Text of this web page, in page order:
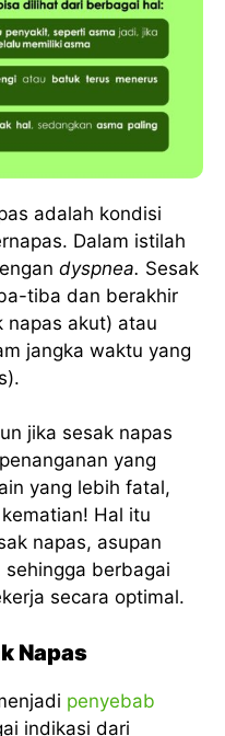
adalah kondisi
Dalam istilah
dyspnea. Sesak
tiba dan berakhir
napas akut) atau
jangka waktu yang
jika sesak napas
yang
yang lebih fatal,
Hal itu
napas, asupan
berbagai
secara optimal.
Napas
penyebab
indikasi dari